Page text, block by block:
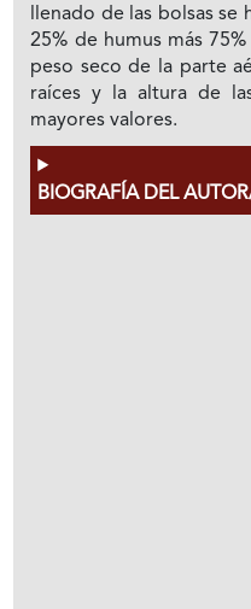
llenado de las bolsas
25% de humus más
peso seco de la parte
raíces y la altura de
mayores valores.
BIOGRAFÍA DEL